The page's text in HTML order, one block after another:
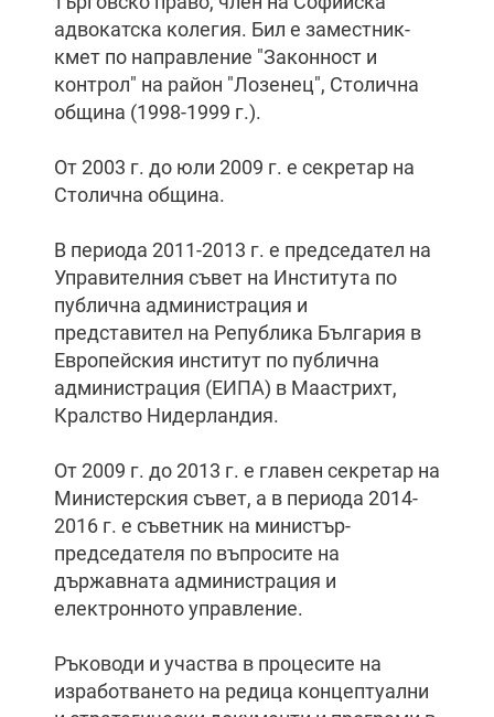
адвокатска колегия. Бил е заместник-
кмет по направление "Законност и
контрол" на район "Лозенец", Столична
община (1998-1999 г.).
От 2003 г. до юли 2009 г. е секретар на
Столична община.
В периода 2011-2013 г. е председател на
Управителния съвет на Института по
публична администрация и
представител на Република България в
Европейския институт по публична
администрация (ЕИПА) в Маастрихт,
Кралство Нидерландия.
От 2009 г. до 2013 г. е главен секретар на
Министерския съвет, а в периода 2014-
2016 г. е съветник на министър-
председателя по въпросите на
държавната администрация и
електронното управление.
Ръководи и участва в процесите на
изработването на редица концептуални